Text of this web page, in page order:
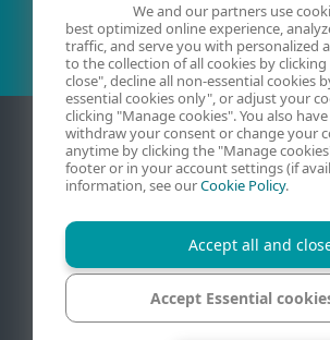
Contatti Condizioni di vendita
We and our partners use
best optimized online experience,
traffic, and serve you with personalized
to the collection of all cookies by clicking
close", decline all non-essential cookies
essential cookies only", or adjust your
clicking "Manage cookies". You also
withdraw your consent or change your
anytime by clicking the "Manage
footer or in your account settings (if
information, see ourCookie Policy.
Accept all and
Accept Essential